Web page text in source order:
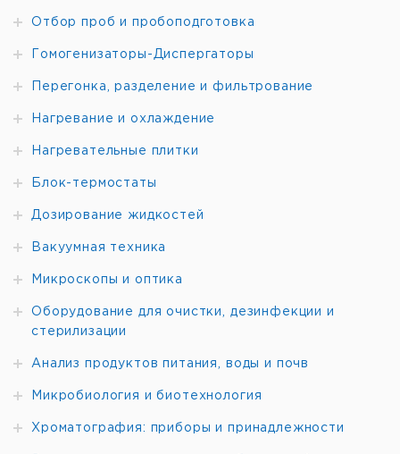
Отбор проб и пробоподготовка
Гомогенизаторы-Диспергаторы
Перегонка, разделение и фильтрование
Нагревание и охлаждение
Нагревательные плитки
Блок-термостаты
Дозирование жидкостей
Вакуумная техника
Микроскопы и оптика
Оборудование для очистки, дезинфекции и
стерилизации
Анализ продуктов питания, воды и почв
Микробиология и биотехнология
Хроматография: приборы и принадлежности